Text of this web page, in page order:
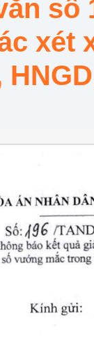
số
xét